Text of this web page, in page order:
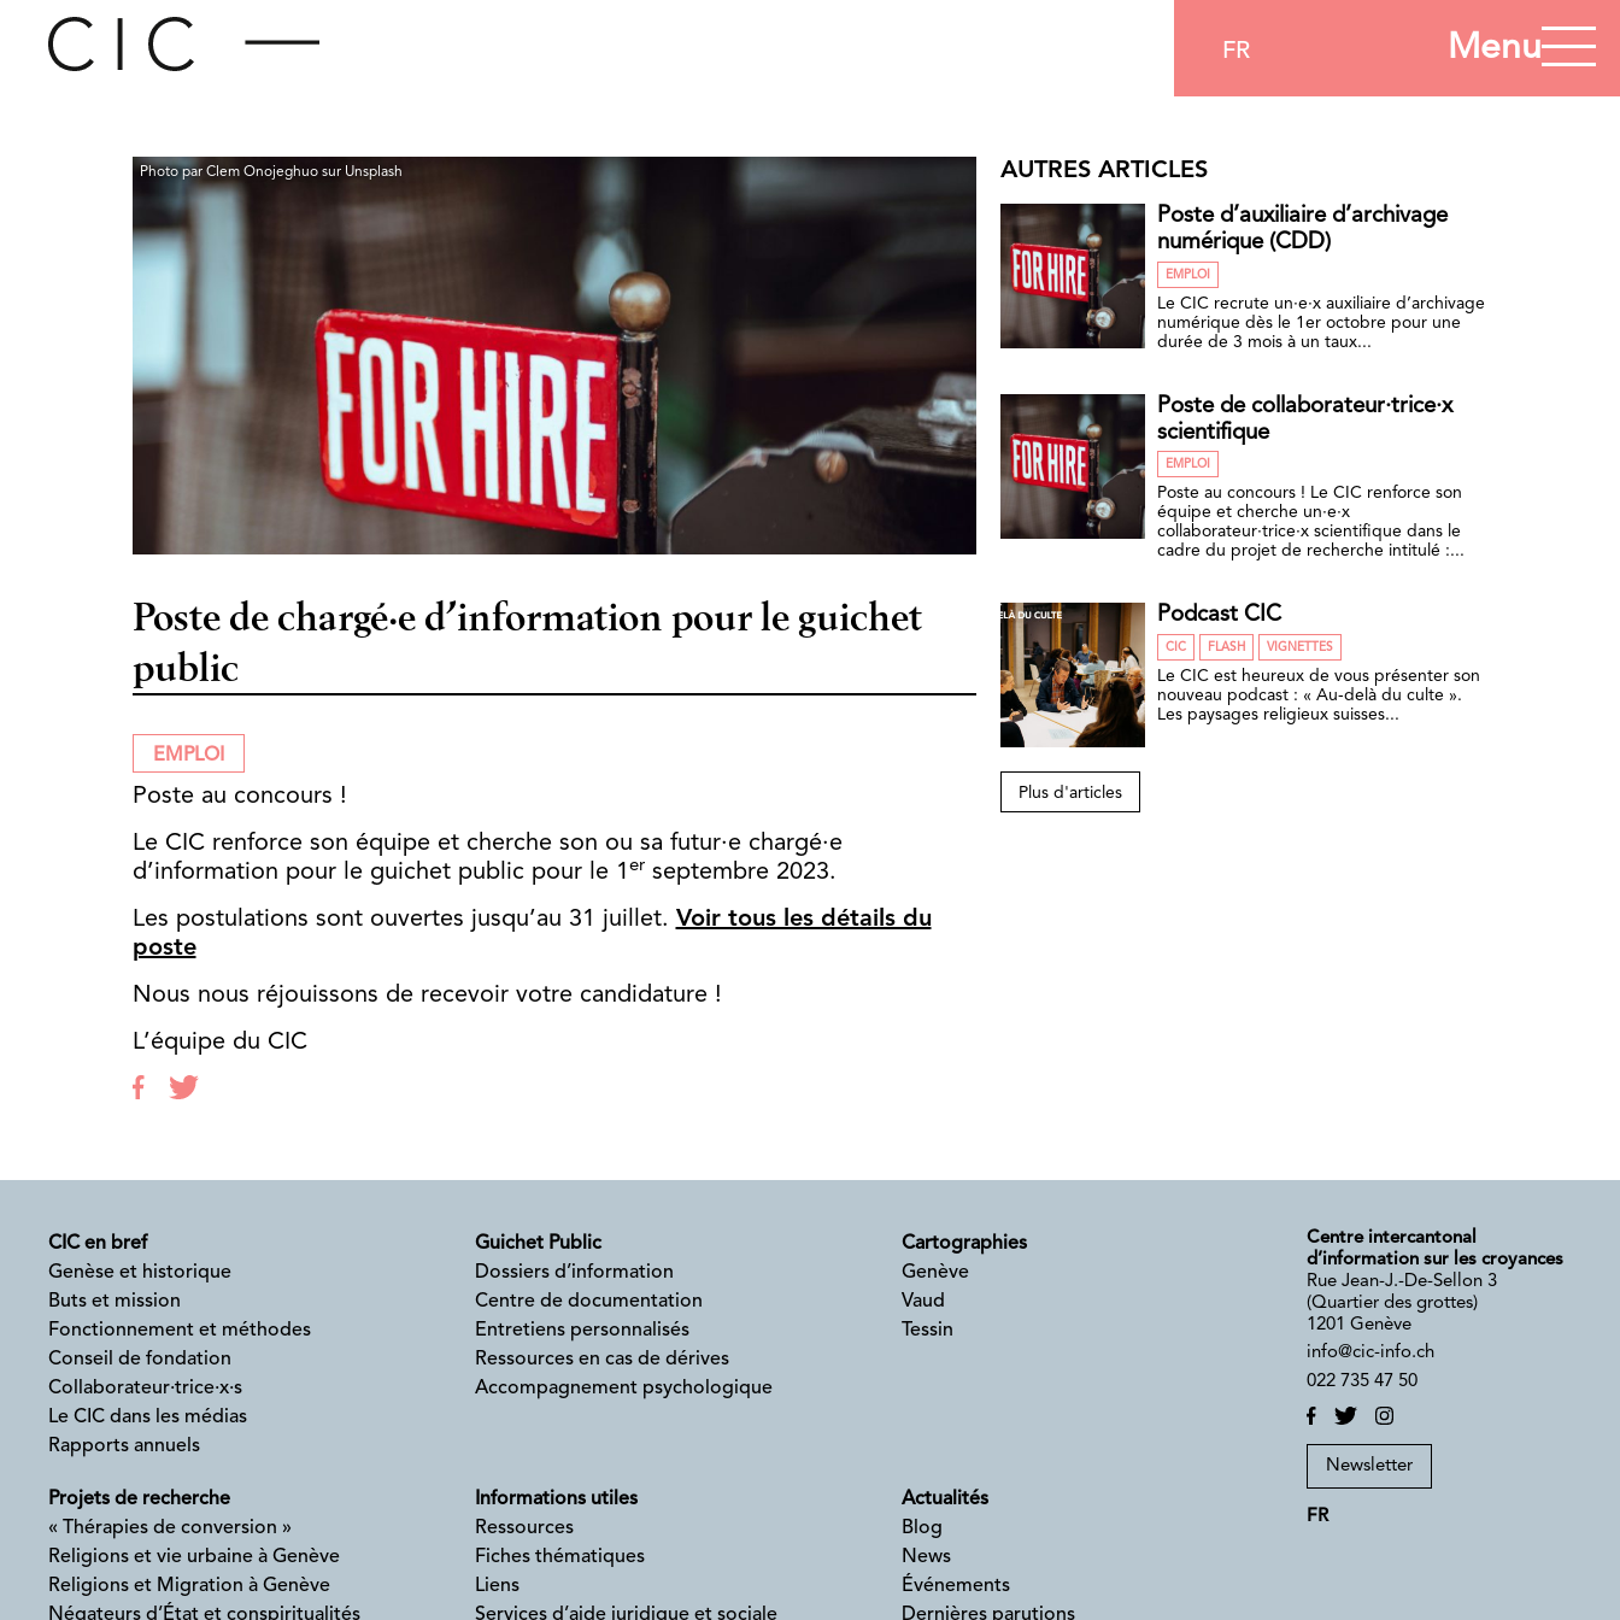
FR Menu
Photo par Clem Onojeghuo sur Unsplash
Poste de chargé·e d’information pour le guichet
public
EMPLOI
Poste au concours !
Le CIC renforce son équipe et cherche son ou sa futur·e chargé·e
d’information pour le guichet public pour le 1 er septembre 2023.
Les postulations sont ouvertes jusqu’au 31 juillet. Voir tous les détails du
poste
Nous nous réjouissons de recevoir votre candidature !
L’équipe du CIC
AUTRES ARTICLES
Poste d’auxiliaire d’archivage
numérique (CDD)
EMPLOI
Le CIC recrute un·e·x auxiliaire d’archivage
numérique dès le 1er octobre pour une
durée de 3 mois à un taux...
Poste de collaborateur·trice·x
scientifique
EMPLOI
Poste au concours ! Le CIC renforce son
équipe et cherche un·e·x
collaborateur·trice·x scientifique dans le
cadre du projet de recherche intitulé :...
Podcast CIC
CIC FLASH VIGNETTES
Le CIC est heureux de vous présenter son
nouveau podcast : « Au-delà du culte ».
Les paysages religieux suisses...
Plus d'articles
CIC en bref
Genèse et historique
Buts et mission
Fonctionnement et méthodes
Conseil de fondation
Collaborateur·trice·x·s
Le CIC dans les médias
Rapports annuels
Guichet Public
Dossiers d’information
Centre de documentation
Entretiens personnalisés
Ressources en cas de dérives
Accompagnement psychologique
Cartographies
Genève
Vaud
Tessin
Projets de recherche
« Thérapies de conversion »
Religions et vie urbaine à Genève
Religions et Migration à Genève
Négateurs d’État et conspiritualités
Informations utiles
Ressources
Fiches thématiques
Liens
Services d’aide juridique et sociale
Actualités
Blog
News
Événements
Dernières parutions
Centre intercantonal
d’information sur les croyances
Rue Jean-J.-De-Sellon 3
(Quartier des grottes)
1201 Genève
info@cic-info.ch
022 735 47 50
Newsletter
FR